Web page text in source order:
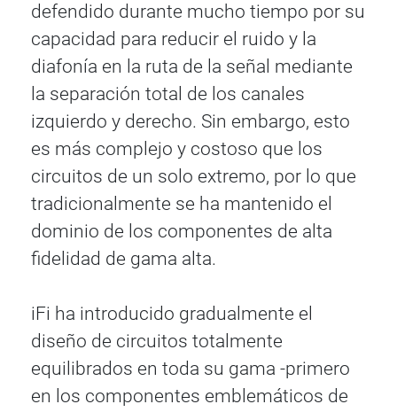
defendido durante mucho tiempo por su
capacidad para reducir el ruido y la
diafonía en la ruta de la señal mediante
la separación total de los canales
izquierdo y derecho. Sin embargo, esto
es más complejo y costoso que los
circuitos de un solo extremo, por lo que
tradicionalmente se ha mantenido el
dominio de los componentes de alta
fidelidad de gama alta.
iFi ha introducido gradualmente el
diseño de circuitos totalmente
equilibrados en toda su gama -primero
en los componentes emblemáticos de